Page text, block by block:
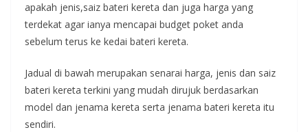
apakah jenis,saiz bateri kereta dan juga harga yang
terdekat agar ianya mencapai budget poket anda
sebelum terus ke kedai bateri kereta.
Jadual di bawah merupakan senarai harga, jenis dan saiz
bateri kereta terkini yang mudah dirujuk berdasarkan
model dan jenama kereta serta jenama bateri kereta itu
sendiri.